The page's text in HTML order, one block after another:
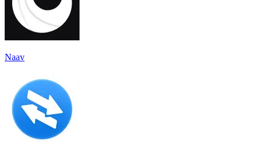
Naav